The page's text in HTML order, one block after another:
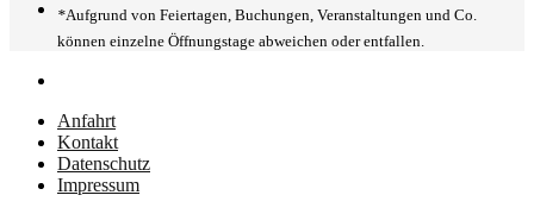
*Aufgrund von Feiertagen, Buchungen, Veranstaltungen und Co.
können einzelne Öffnungstage abweichen oder entfallen.
Anfahrt
Kontakt
Datenschutz
Impressum